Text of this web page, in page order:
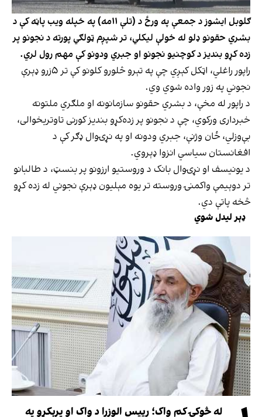
ګلوبل ایشوز د جمعې په ورځ د (تلې ۱۱مه) په خپله ویب پاڼه کې د
بشري حقونو ډلو له خولې لیکلي، تر شپږم ټولګي پورته د نجونو پر
زده کړو بندیز د کوچنیو نجونو او جبري ودونو کې مهم رول لري.
راپور راغلي، اټکل کېږي چې په تېرو څلورو کلونو کې تر ۵زرو ډېرې
نجوني په زور واده شوي وي.
د راپور له مخې، د بشري حقونو سازمانونه او ملګري ملتونه
خبرداری ورکوي، چې د نجونو پر زده‌کړو بندیز کورنی تاوتریخوالی،
بې‌وزلي، ځان وژنې، جبري ودونه او په نړۍوال ډګر کې د
افغانستان سیاسي انزوا ډېروي.
د یونیسف او نړۍوال بانک د وروستیو ارزونو پر بنسټ، د طالبانو
تر دوېیمې واکمنۍ وروسته تر یوه مېلیون ډېرې نجوني له زده کړو
څخه پاتې دي.
ډېر لیدل شوي
له څوکۍ کم واک؛ رییس الوزرا د واک او پرېکړو په